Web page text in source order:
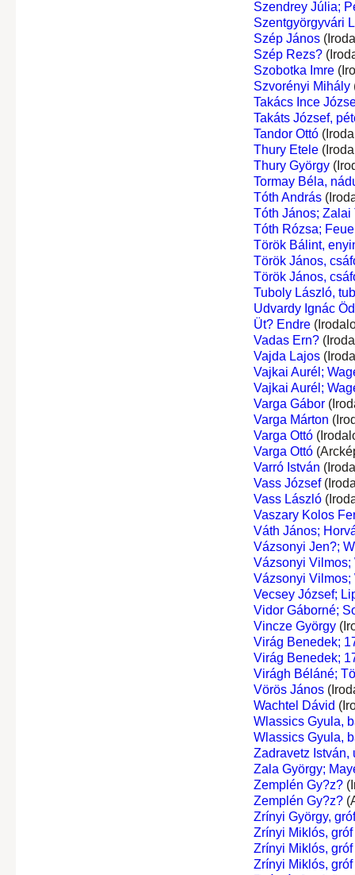
Szendrey Júlia;
Szentgyörgyvári
Szép János
Szép Rezs?
Szobotka Imre
Szvorényi Mihály
Takács Ince
Takáts József,
Tandor Ottó
Thury Etele
Thury György
Tormay Béla,
Tóth András
Tóth János; Zalai
Tóth Rózsa;
Török Bálint,
Török János,
Török János,
Tuboly László,
Udvardy Ignác
Üt? Endre
Vadas Ern?
Vajda Lajos
Vajkai Aurél;
Vajkai Aurél;
Varga Gábor
Varga Márton
Varga Ottó
Varga Ottó
Varró István
Vass József
Vass László
Vaszary Kolos
Váth János;
Vázsonyi Jen?;
Vázsonyi Vilmos;
Vázsonyi Vilmos;
Vecsey József;
Vidor Gáborné;
Vincze György
Virág Benedek;
Virág Benedek;
Virágh Béláné;
Vörös János
Wachtel Dávid
Wlassics Gyula,
Wlassics Gyula,
Zadravetz István,
Zala György;
Zemplén Gy?z?
Zemplén Gy?z?
Zrínyi György, gróf
Zrínyi Miklós, gróf
Zrínyi Miklós, gróf
Zrínyi Miklós, gróf